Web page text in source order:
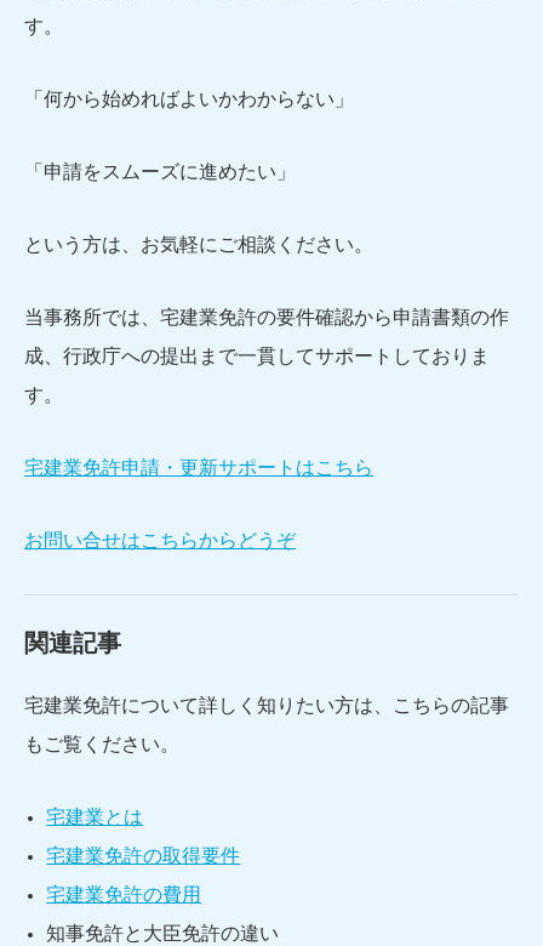
す。
「何から始めればよいかわからない」
「申請をスムーズに進めたい」
という方は、お気軽にご相談ください。
当事務所では、宅建業免許の要件確認から申請書類の作
成、行政庁への提出まで一貫してサポートしておりま
す。
宅建業免許申請・更新サポートはこちら
お問い合せはこちらからどうぞ
関連記事
宅建業免許について詳しく知りたい方は、こちらの記事
もご覧ください。
宅建業とは
宅建業免許の取得要件
宅建業免許の費用
知事免許と大臣免許の違い